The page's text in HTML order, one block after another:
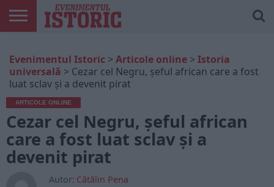
ONLINE
EDIȚII
TIPĂRITE
ISTORIC
PLAY
CONTUL
MEU
Evenimentul Istoric > Articole online > Istoria
universală > Cezar cel Negru, șeful african care a fost
luat sclav și a devenit pirat
ARTICOLE ONLINE
Cezar cel Negru, șeful african
care a fost luat sclav și a
devenit pirat
Autor: Cătălin Pena